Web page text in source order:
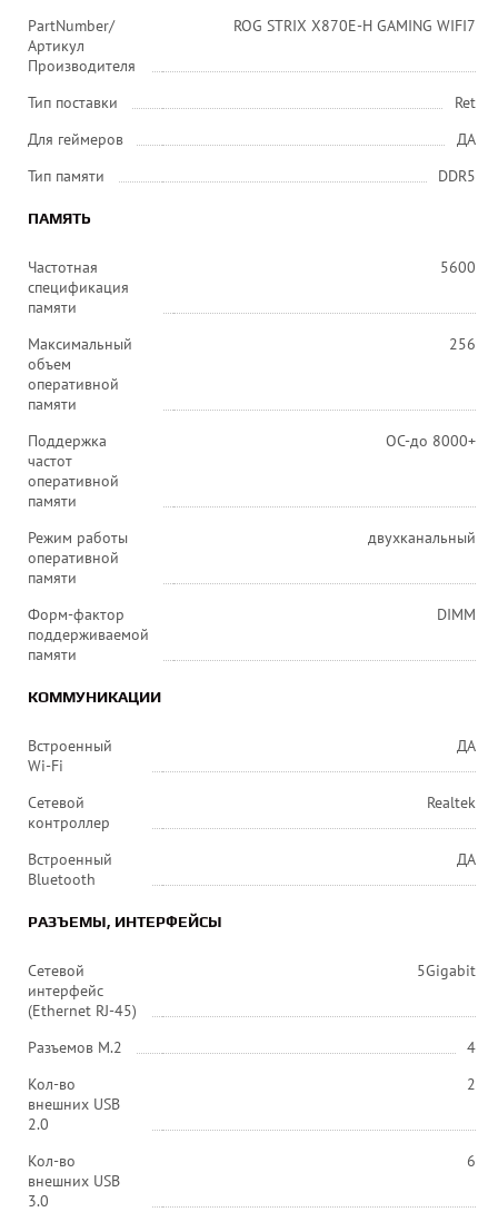
PartNumber/
Артикул
Производителя
ROG STRIX X870E-H GAMING WIFI7
Тип поставки
Ret
Для геймеров
ДА
Тип памяти
DDR5
ПАМЯТЬ
Частотная
спецификация
памяти
5600
Максимальный
объем
оперативной
памяти
256
Поддержка
частот
оперативной
памяти
OC-до 8000+
Режим работы
оперативной
памяти
двухканальный
Форм-фактор
поддерживаемой
памяти
DIMM
КОММУНИКАЦИИ
Встроенный
Wi-Fi
ДА
Сетевой
контроллер
Realtek
Встроенный
Bluetooth
ДА
РАЗЪЕМЫ, ИНТЕРФЕЙСЫ
Сетевой
интерфейс
(Ethernet RJ-45)
5Gigabit
Разъемов M.2
4
Кол-во
внешних USB
2.0
2
Кол-во
внешних USB
3.0
6